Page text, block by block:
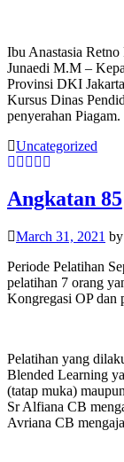
Ibu Anastasia
Junaedi M.M –
Provinsi DKI
Kursus Dinas
penyerahan Piagam.
Uncategorized
Angkatan 85
March 31, 2021 by
Periode Pelatihan
pelatihan 7 orang
Kongregasi OP dan
Pelatihan yang
Blended Learning
(tatap muka)
Sr Alfiana CB
Avriana CB